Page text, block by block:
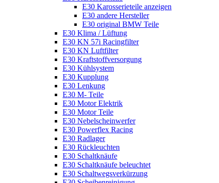
E30 Karosserieteile anzeigen
E30 andere Hersteller
E30 original BMW Teile
E30 Klima / Lüftung
E30 KN 57i Racingfilter
E30 KN Luftfilter
E30 Kraftstoffversorgung
E30 Kühlsystem
E30 Kupplung
E30 Lenkung
E30 M- Teile
E30 Motor Elektrik
E30 Motor Teile
E30 Nebelscheinwerfer
E30 Powerflex Racing
E30 Radlager
E30 Rückleuchten
E30 Schaltknäufe
E30 Schaltknäufe beleuchtet
E30 Schaltwegsverkürzung